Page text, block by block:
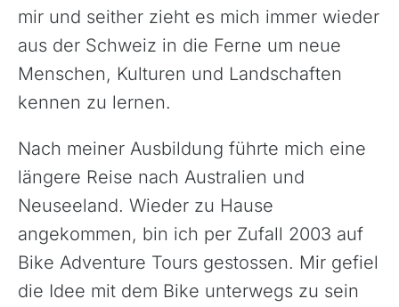
mir und seither zieht es mich immer wieder
aus der Schweiz in die Ferne um neue
Menschen, Kulturen und Landschaften
kennen zu lernen.
Nach meiner Ausbildung führte mich eine
längere Reise nach Australien und
Neuseeland. Wieder zu Hause
angekommen, bin ich per Zufall 2003 auf
Bike Adventure Tours gestossen. Mir gefiel
die Idee mit dem Bike unterwegs zu sein